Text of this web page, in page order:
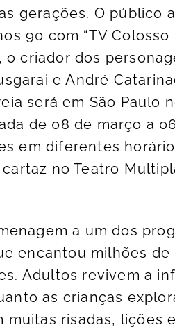
gerações. O público
90 com “TV Colosso
criador dos
e André
será em São Paulo
de 08 de março a
em diferentes
no Teatro
a um dos
encantou milhões de
Adultos revivem a
as crianças
muitas risadas, lições